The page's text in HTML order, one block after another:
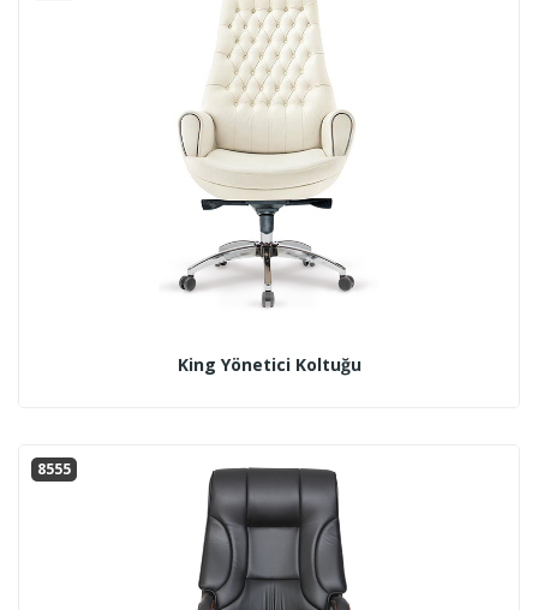
King Yönetici Koltuğu
8555